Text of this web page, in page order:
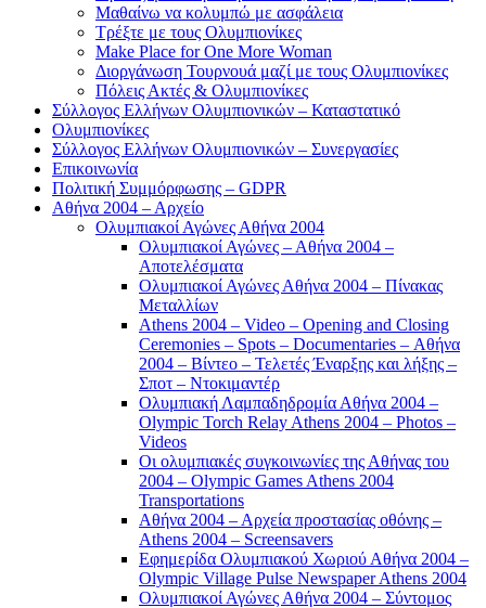
Μαθαίνω να κολυμπώ με ασφάλεια
Τρέξτε με τους Ολυμπιονίκες
Make Place for One More Woman
Διοργάνωση Τουρνουά μαζί με τους Ολυμπιονίκες
Πόλεις Ακτές & Ολυμπιονίκες
Σύλλογος Ελλήνων Ολυμπιονικών – Καταστατικό
Ολυμπιονίκες
Σύλλογος Ελλήνων Ολυμπιονικών – Συνεργασίες
Επικοινωνία
Πολιτική Συμμόρφωσης – GDPR
Αθήνα 2004 – Αρχείο
Ολυμπιακοί Αγώνες Αθήνα 2004
Ολυμπιακοί Αγώνες – Αθήνα 2004 –
Αποτελέσματα
Ολυμπιακοί Αγώνες Αθήνα 2004 – Πίνακας
Μεταλλίων
Athens 2004 – Video – Opening and Closing
Ceremonies – Spots – Documentaries – Αθήνα
2004 – Βίντεο – Τελετές Έναρξης και λήξης –
Σποτ – Ντοκιμαντέρ
Ολυμπιακή Λαμπαδηδρομία Αθήνα 2004 –
Olympic Torch Relay Athens 2004 – Photos –
Videos
Οι ολυμπιακές συγκοινωνίες της Αθήνας του
2004 – Olympic Games Athens 2004
Transportations
Αθήνα 2004 – Αρχεία προστασίας οθόνης –
Athens 2004 – Screensavers
Εφημερίδα Ολυμπιακού Χωριού Αθήνα 2004 –
Olympic Village Pulse Newspaper Athens 2004
Ολυμπιακοί Αγώνες Αθήνα 2004 – Σύντομος